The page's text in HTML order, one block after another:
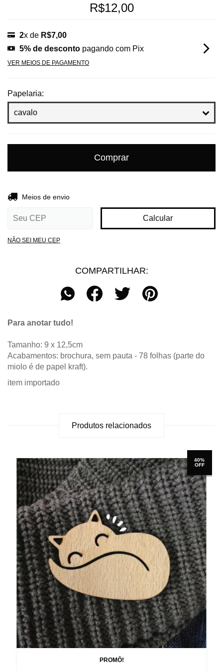
R$12,00
2x de R$7,00
5% de desconto pagando com Pix
VER MEIOS DE PAGAMENTO
Papelaria:
Entregas para o CEP:
Meios de envio
Calcular
NÃO SEI MEU CEP
COMPARTILHAR:
Para anotar tudo!
Tamanho: 9 x 12,5cm
Acabamentos: brochura, sem pauta - 78 folhas (parte do
miolo é de papel kraft).
item importado
Produtos relacionados
40%
OFF
PROMÔ!